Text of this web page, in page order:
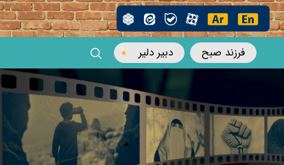
فرزند صبح دبیر دلیر